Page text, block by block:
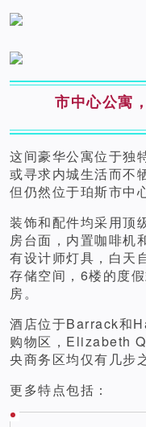
市中心公寓
这间豪华公寓位于独
或寻求内城生活而不
但仍然位于珀斯市中
装饰和配件均采用顶
房台面，内置咖啡机
有设计师灯具，白天
存储空间，6楼的度
房。
酒店位于Barrack和
购物区，Elizabeth
央商务区均仅有几步
更多特点包括：